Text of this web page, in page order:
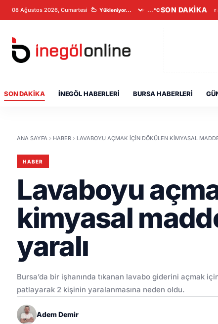
08 Ağustos 2026, Cumartesi ...°CSON DAKİKAVeriler
SON DAKIKA İNEGÖL HABERLERI BURSA HABERLERI
ANA SAYFA HABER LAVABOYU AÇMAK IÇIN DÖKÜLEN KIMYASAL
HABER
Lavaboyu
kimyasal
yaralı
Bursa’da bir işhanında tıkanan lavabo giderini açmak
patlayarak 2 kişinin yaralanmasına neden oldu.
Adem Demir